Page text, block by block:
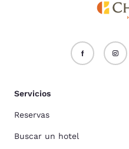
Servicios
Reservas
Buscar un hotel